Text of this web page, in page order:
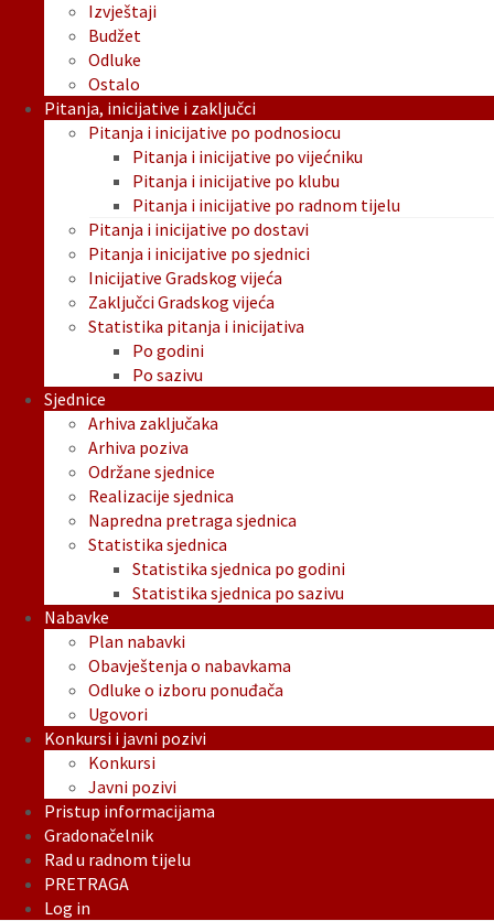
Izvještaji
Budžet
Odluke
Ostalo
Pitanja, inicijative i zaključci
Pitanja i inicijative po podnosiocu
Pitanja i inicijative po vijećniku
Pitanja i inicijative po klubu
Pitanja i inicijative po radnom tijelu
Pitanja i inicijative po dostavi
Pitanja i inicijative po sjednici
Inicijative Gradskog vijeća
Zaključci Gradskog vijeća
Statistika pitanja i inicijativa
Po godini
Po sazivu
Sjednice
Arhiva zaključaka
Arhiva poziva
Održane sjednice
Realizacije sjednica
Napredna pretraga sjednica
Statistika sjednica
Statistika sjednica po godini
Statistika sjednica po sazivu
Nabavke
Plan nabavki
Obavještenja o nabavkama
Odluke o izboru ponuđača
Ugovori
Konkursi i javni pozivi
Konkursi
Javni pozivi
Pristup informacijama
Gradonačelnik
Rad u radnom tijelu
PRETRAGA
Log in